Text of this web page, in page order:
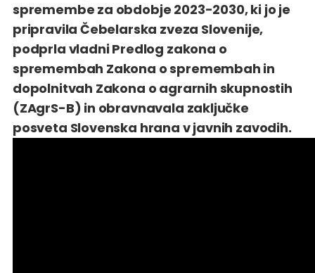
spremembe za obdobje 2023-2030, ki jo je
pripravila Čebelarska zveza Slovenije,
podprla vladni Predlog zakona o
spremembah Zakona o spremembah in
dopolnitvah Zakona o agrarnih skupnostih
(ZAgrS-B) in obravnavala zaključke
posveta Slovenska hrana v javnih zavodih.